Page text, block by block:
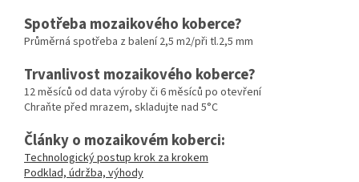
Spotřeba mozaikového koberce?
Průměrná spotřeba z balení 2,5 m2/při tl.2,5 mm
Trvanlivost mozaikového koberce?
12 měsíců od data výroby či 6 měsíců po otevření
Chraňte před mrazem, skladujte nad 5°C
Články o mozaikovém koberci:
Technologický postup krok za krokem
Podklad, údržba, výhody